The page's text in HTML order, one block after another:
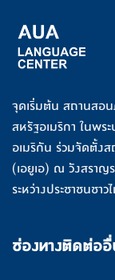
จุดเริ่มต้น สถานสอ
สหรัฐอเมริกา ในพ
อเมริกัน ร่วมจัดตั้งส
(เอยูเอ) ณ วังสราญ
ระหว่างประชาชนช
ช่องทางติดต่อ